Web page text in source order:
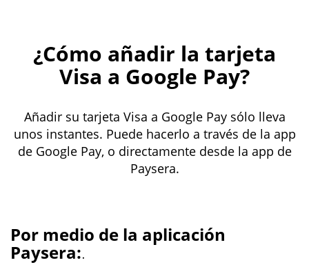
¿Cómo añadir la tarjeta
Visa a Google Pay?
Añadir su tarjeta Visa a Google Pay sólo lleva
unos instantes. Puede hacerlo a través de la app
de Google Pay, o directamente desde la app de
Paysera.
Por medio de la aplicación
Paysera:.